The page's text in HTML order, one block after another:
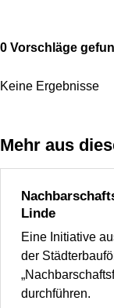
0 Vorschläge
Keine Ergebnisse
Mehr aus
Linde
Eine Initiative
der
durchführen.